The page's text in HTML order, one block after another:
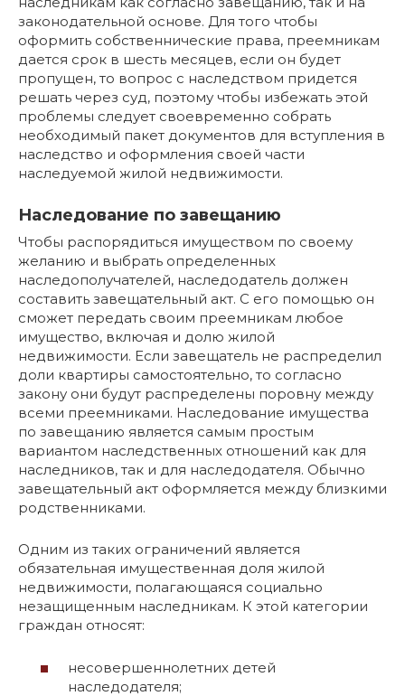
законодательной основе. Для того чтобы
оформить собственнические права, преемникам
дается срок в шесть месяцев, если он будет
пропущен, то вопрос с наследством придется
решать через суд, поэтому чтобы избежать этой
проблемы следует своевременно собрать
необходимый пакет документов для вступления в
наследство и оформления своей части
наследуемой жилой недвижимости.
Наследование по завещанию
Чтобы распорядиться имуществом по своему
желанию и выбрать определенных
наследополучателей, наследодатель должен
составить завещательный акт. С его помощью он
сможет передать своим преемникам любое
имущество, включая и долю жилой
недвижимости. Если завещатель не распределил
доли квартиры самостоятельно, то согласно
закону они будут распределены поровну между
всеми преемниками. Наследование имущества
по завещанию является самым простым
вариантом наследственных отношений как для
наследников, так и для наследодателя. Обычно
завещательный акт оформляется между близкими
родственниками.
Одним из таких ограничений является
обязательная имущественная доля жилой
недвижимости, полагающаяся социально
незащищенным наследникам. К этой категории
граждан относят:
несовершеннолетних детей
наследодателя;